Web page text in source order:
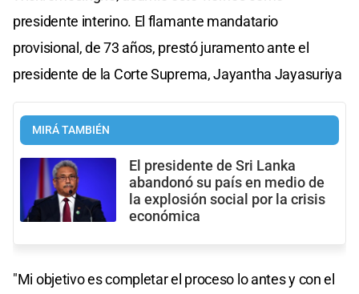
presidente interino. El flamante mandatario
provisional, de 73 años, prestó juramento ante el
presidente de la Corte Suprema, Jayantha Jayasuriya
MIRÁ TAMBIÉN
El presidente de Sri Lanka
abandonó su país en medio de
la explosión social por la crisis
económica
"Mi objetivo es completar el proceso lo antes y con el